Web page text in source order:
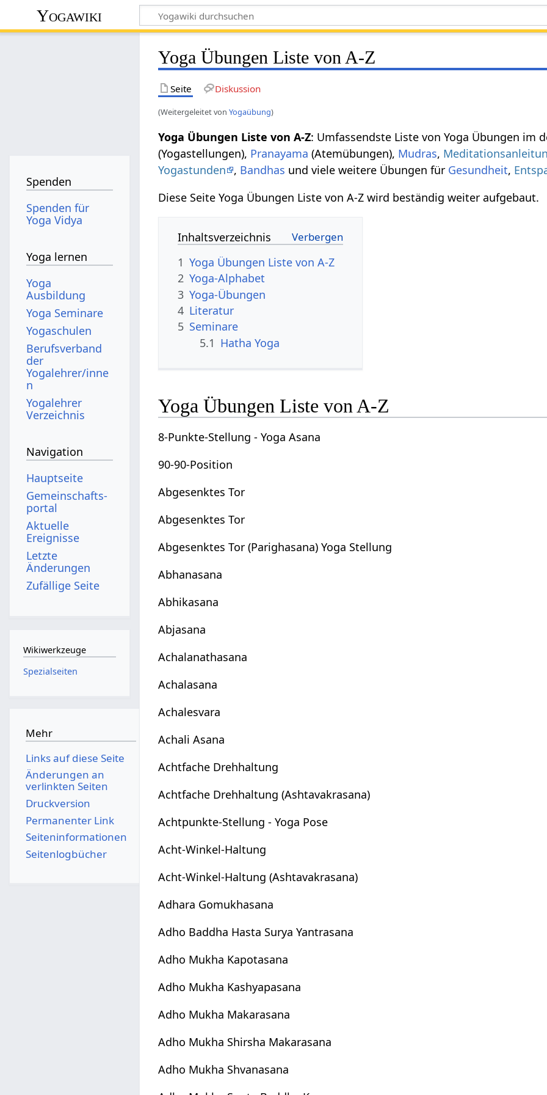
Yogawiki
Yoga Übungen Liste von A-Z
Seite Diskussion
(Weitergeleitet vonYogaübung)
Yoga Übungen Liste von A-Z: Umfassendste Liste von Yoga Übungen im
(Yogastellungen), Pranayama (Atemübungen), Mudras,
Yogastunden
, Bandhas und viele weitere Übungen für Gesundheit,
Diese Seite Yoga Übungen Liste von A-Z wird beständig weiter aufgebaut.
Inhaltsverzeichnis
1 Yoga Übungen Liste von A-Z
2 Yoga-Alphabet
3 Yoga-Übungen
4 Literatur
5 Seminare
5.1 Hatha Yoga
Yoga Übungen Liste von A-Z
8-Punkte-Stellung - Yoga Asana
90-90-Position
Abgesenktes Tor
Abgesenktes Tor
Abgesenktes Tor (Parighasana) Yoga Stellung
Abhanasana
Abhikasana
Abjasana
Achalanathasana
Achalasana
Achalesvara
Achali Asana
Achtfache Drehhaltung
Achtfache Drehhaltung (Ashtavakrasana)
Achtpunkte-Stellung - Yoga Pose
Acht-Winkel-Haltung
Acht-Winkel-Haltung (Ashtavakrasana)
Adhara Gomukhasana
Adho Baddha Hasta Surya Yantrasana
Adho Mukha Kapotasana
Adho Mukha Kashyapasana
Adho Mukha Makarasana
Adho Mukha Shirsha Makarasana
Adho Mukha Shvanasana
Spenden
Spenden für
Yoga Vidya
Yoga lernen
Yoga
Ausbildung
Yoga Seminare
Yogaschulen
Berufsverband
der
Yogalehrer/inne
n
Yogalehrer
Verzeichnis
Navigation
Hauptseite
Gemeinschafts­
portal
Aktuelle
Ereignisse
Letzte
Änderungen
Zufällige Seite
Wikiwerkzeuge
Spezialseiten
Mehr
Links auf diese Seite
Änderungen an
verlinkten Seiten
Druckversion
Permanenter Link
Seiten­­informationen
Seitenlogbücher